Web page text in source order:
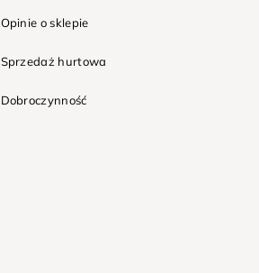
Opinie o sklepie
Sprzedaż hurtowa
Dobroczynność